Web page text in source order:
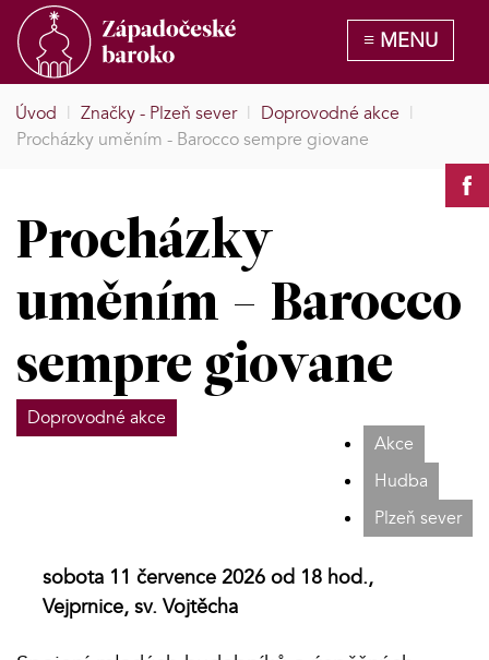
Úvod | Značky - Plzeň sever | Doprovodné akce |
Procházky uměním - Barocco sempre giovane
Procházky
uměním - Barocco
sempre giovane
Doprovodné akce
Akce
Hudba
Plzeň sever
sobota 11 července 2026 od 18 hod.,
Vejprnice, sv. Vojtěcha